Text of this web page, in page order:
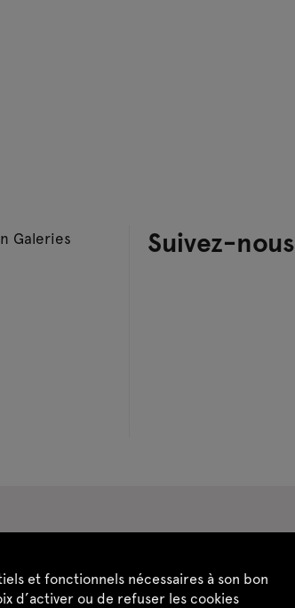
et fonctionnels nécessaires à son bon
d’activer ou de refuser les cookies
Galeries
Suivez-nous
CGU / CGV Plan du site